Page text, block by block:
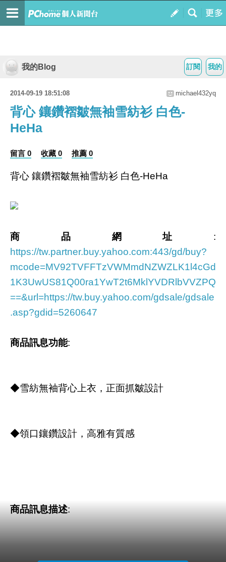
我的
訂閱
我的Blog
2014-09-19 18:51:08 michael432yq
背心 鑲鑽褶皺無袖雪紡衫 白色-
HeHa
留言 0 收藏 0 推薦 0
背心 鑲鑽褶皺無袖雪紡衫 白色-HeHa
商品網址 :
https://tw.partner.buy.yahoo.com:443/gd/buy?
mcode=MV92TVFFTzVWMmdNZWZLK1l4cGd
1K3UwUS81Q00ra1YwT2t6MklYVDRlbVVZPQ
==&url=https://tw.buy.yahoo.com/gdsale/gdsale
.asp?gdid=5260647
商品訊息功能:
◆雪紡無袖背心上衣，正面抓皺設計
◆領口鑲鑽設計，高雅有質感
商品訊息描述: